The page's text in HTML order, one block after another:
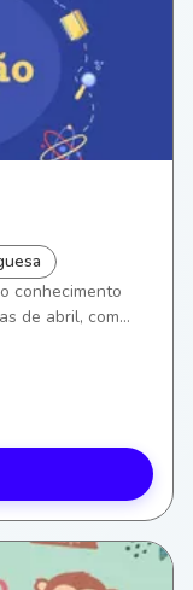
conhecimento
de abril, com